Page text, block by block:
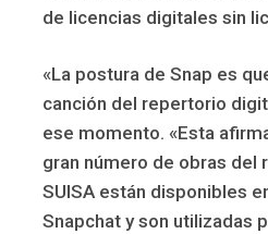
de licencias digitales sin
«La postura de Snap es
canción del repertorio
ese momento. «Esta
gran número de obras del
SUISA están disponibles
Snapchat y son utilizadas